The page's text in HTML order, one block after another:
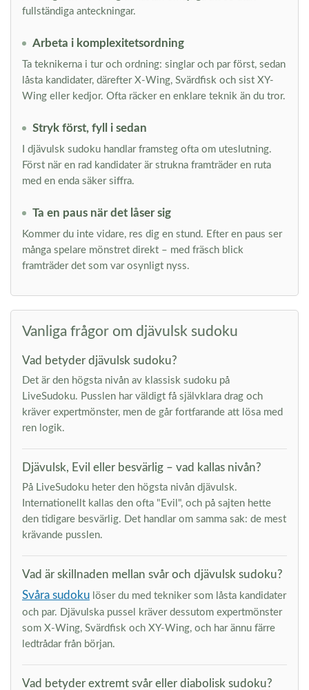
fullständiga anteckningar.
Arbeta i komplexitetsordning
Ta teknikerna i tur och ordning: singlar och par först, sedan
låsta kandidater, därefter X-Wing, Svärdfisk och sist XY-
Wing eller kedjor. Ofta räcker en enklare teknik än du tror.
Stryk först, fyll i sedan
I djävulsk sudoku handlar framsteg ofta om uteslutning.
Först när en rad kandidater är strukna framträder en ruta
med en enda säker siffra.
Ta en paus när det låser sig
Kommer du inte vidare, res dig en stund. Efter en paus ser
många spelare mönstret direkt – med fräsch blick
framträder det som var osynligt nyss.
Vanliga frågor om djävulsk sudoku
Vad betyder djävulsk sudoku?
Det är den högsta nivån av klassisk sudoku på
LiveSudoku. Pusslen har väldigt få självklara drag och
kräver expertmönster, men de går fortfarande att lösa med
ren logik.
Djävulsk, Evil eller besvärlig – vad kallas nivån?
På LiveSudoku heter den högsta nivån djävulsk.
Internationellt kallas den ofta "Evil", och på sajten hette
den tidigare besvärlig. Det handlar om samma sak: de mest
krävande pusslen.
Vad är skillnaden mellan svår och djävulsk sudoku?
Svåra sudoku löser du med tekniker som låsta kandidater
och par. Djävulska pussel kräver dessutom expertmönster
som X-Wing, Svärdfisk och XY-Wing, och har ännu färre
ledtrådar från början.
Vad betyder extremt svår eller diabolisk sudoku?